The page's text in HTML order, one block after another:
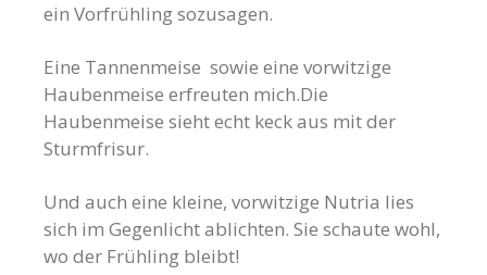
ein Vorfrühling sozusagen.
Eine Tannenmeise sowie eine vorwitzige
Haubenmeise erfreuten mich.Die
Haubenmeise sieht echt keck aus mit der
Sturmfrisur.
Und auch eine kleine, vorwitzige Nutria lies
sich im Gegenlicht ablichten. Sie schaute wohl,
wo der Frühling bleibt!